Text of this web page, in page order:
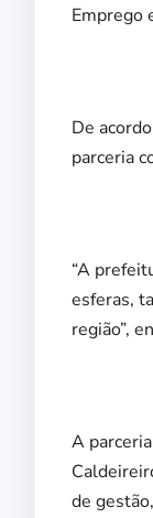
Emprego
De
parceria
“A
esferas,
região”,
A
de